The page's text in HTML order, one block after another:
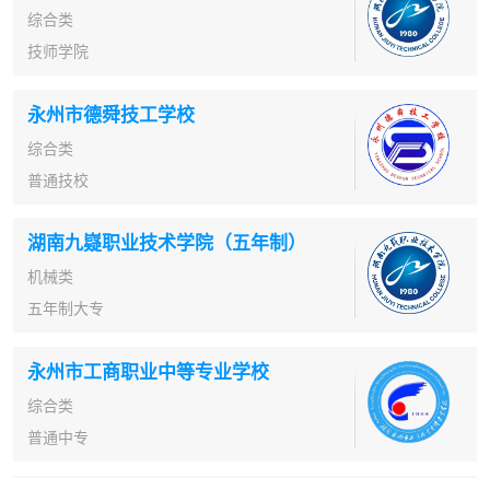
综合类
技师学院
永州市德舜技工学校
综合类
普通技校
湖南九嶷职业技术学院（五年制）
机械类
五年制大专
永州市工商职业中等专业学校
综合类
普通中专